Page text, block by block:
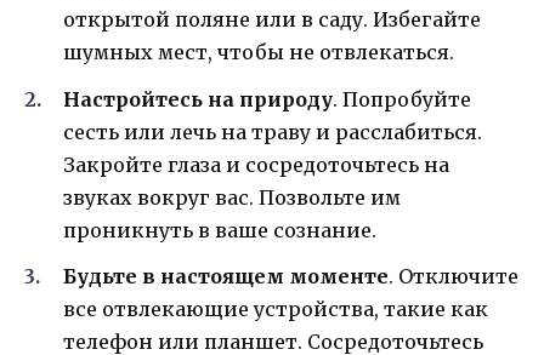
открытой поляне или в саду. Избегайте
шумных мест, чтобы не отвлекаться.
Настройтесь на природу. Попробуйте
сесть или лечь на траву и расслабиться.
Закройте глаза и сосредоточьтесь на
звуках вокруг вас. Позвольте им
проникнуть в ваше сознание.
Будьте в настоящем моменте. Отключите
все отвлекающие устройства, такие как
телефон или планшет. Сосредоточьтесь